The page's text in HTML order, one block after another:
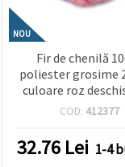
NOU
Fir de chenilă
poliester grosime
culoare roz
grame -25
COD: 412377
32.76 Lei 1-4